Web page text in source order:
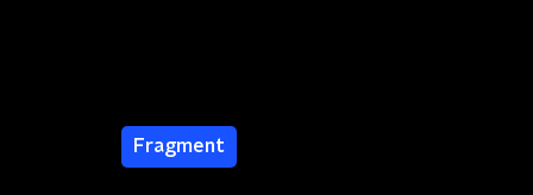
Fragment